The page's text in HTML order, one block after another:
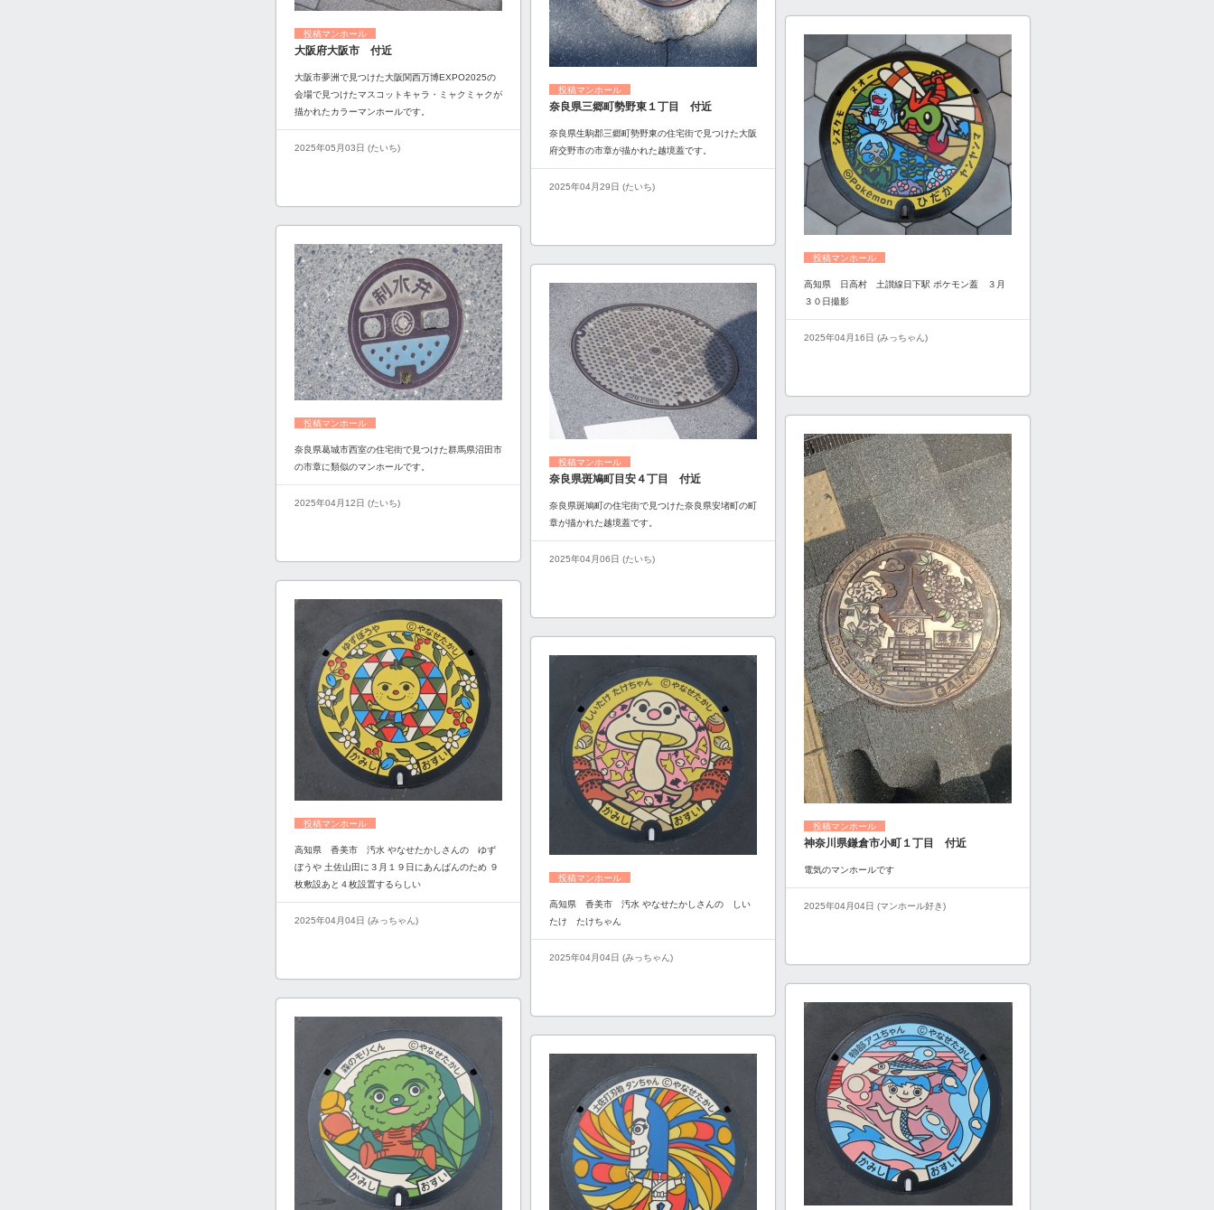
投稿マンホール
大阪府大阪市 付近
大阪市夢洲で見つけた大阪関西万博EXPO2025の
会場で見つけたマスコットキャラ・ミャクミャクが
描かれたカラーマンホールです。
2025年05月03日 (たいち)
投稿マンホール
奈良県三郷町勢野東１丁目 付近
奈良県生駒郡三郷町勢野東の住宅街で見つけた大阪
府交野市の市章が描かれた越境蓋です。
2025年04月29日 (たいち)
投稿マンホール
高知県 日高村 土讃線日下駅 ポケモン蓋 ３月
３０日撮影
2025年04月16日 (みっちゃん)
投稿マンホール
奈良県葛城市西室の住宅街で見つけた群馬県沼田市
の市章に類似のマンホールです。
2025年04月12日 (たいち)
投稿マンホール
奈良県斑鳩町目安４丁目 付近
奈良県斑鳩町の住宅街で見つけた奈良県安堵町の町
章が描かれた越境蓋です。
2025年04月06日 (たいち)
投稿マンホール
神奈川県鎌倉市小町１丁目 付近
電気のマンホールです
2025年04月04日 (マンホール好き)
投稿マンホール
高知県 香美市 汚水 やなせたかしさんの ゆず
ぼうや 土佐山田に３月１９日にあんぱんのため ９
枚敷設あと４枚設置するらしい
2025年04月04日 (みっちゃん)
投稿マンホール
高知県 香美市 汚水 やなせたかしさんの しい
たけ たけちゃん
2025年04月04日 (みっちゃん)